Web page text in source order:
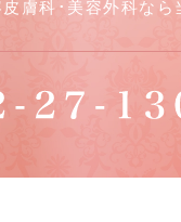
膚科･美容外科なら